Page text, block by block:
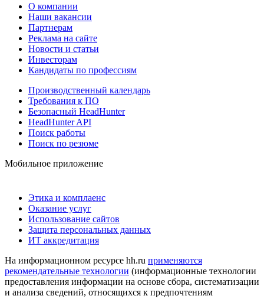
О компании
Наши вакансии
Партнерам
Реклама на сайте
Новости и статьи
Инвесторам
Кандидаты по профессиям
Производственный календарь
Требования к ПО
Безопасный HeadHunter
HeadHunter API
Поиск работы
Поиск по резюме
Мобильное приложение
Этика и комплаенс
Оказание услуг
Использование сайтов
Защита персональных данных
ИТ аккредитация
На информационном ресурсе hh.ru применяются
рекомендательные технологии (информационные технологии
предоставления информации на основе сбора, систематизации
и анализа сведений, относящихся к предпочтениям